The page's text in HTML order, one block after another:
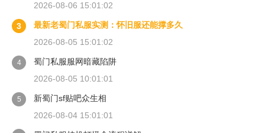
2026-08-06 15:01:02
3
最新老蜀门私服实测：怀旧服还能撑多久
2026-08-05 15:01:02
4
蜀门私服服网暗藏陷阱
2026-08-05 10:01:01
5
新蜀门sf贴吧众生相
2026-08-04 15:01:01